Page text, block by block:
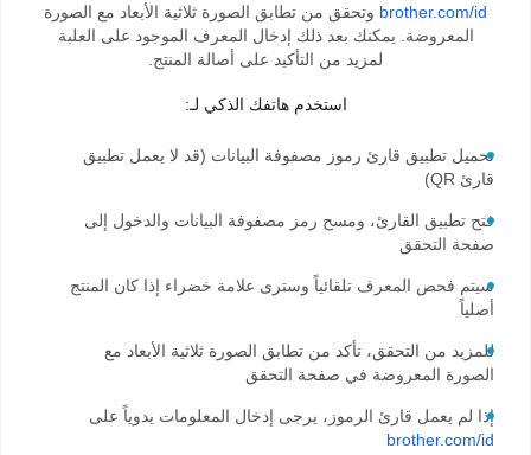
brother.com/idوتحقق من تطابق الصورة ثلاثية الأبعاد مع الصورة
المعروضة. يمكنك بعد ذلك إدخال المعرف الموجود على العلبة
لمزيد من التأكيد على أصالة المنتج.
استخدم هاتفك الذكي لـ:
تحميل تطبيق قارئ رموز مصفوفة البيانات (قد لا يعمل تطبيق
قارئ QR)
فتح تطبيق القارئ، ومسح رمز مصفوفة البيانات والدخول إلى
صفحة التحقق
سيتم فحص المعرف تلقائياً وسترى علامة خضراء إذا كان المنتج
أصلياً
للمزيد من التحقق، تأكد من تطابق الصورة ثلاثية الأبعاد مع
الصورة المعروضة في صفحة التحقق
إذا لم يعمل قارئ الرموز، يرجى إدخال المعلومات يدوياً على
brother.com/id